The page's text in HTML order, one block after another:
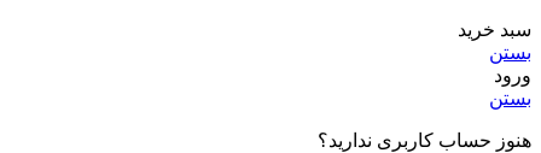
سبد خرید
بستن
ورود
بستن
هنوز حساب کاربری ندارید؟